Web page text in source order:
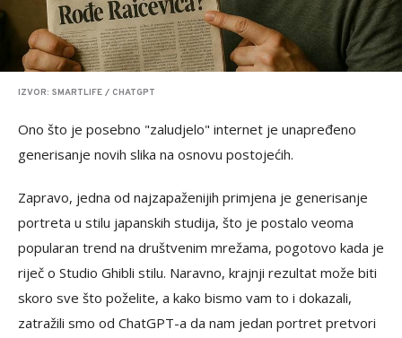
IZVOR: SMARTLIFE / CHATGPT
Ono što je posebno "zaludjelo" internet je unapređeno
generisanje novih slika na osnovu postojećih.
Zapravo, jedna od najzapaženijih primjena je generisanje
portreta u stilu japanskih studija, što je postalo veoma
popularan trend na društvenim mrežama, pogotovo kada je
riječ o Studio Ghibli stilu. Naravno, krajnji rezultat može biti
skoro sve što poželite, a kako bismo vam to i dokazali,
zatražili smo od ChatGPT-a da nam jedan portret pretvori